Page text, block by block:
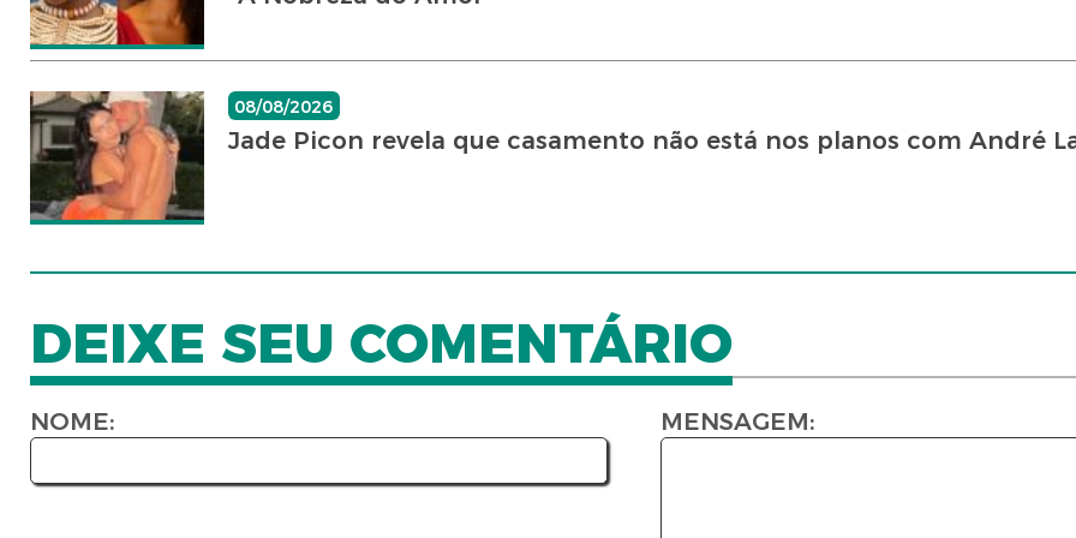
08/08/2026
Jade Picon revela que casamento não está nos planos com André
DEIXE SEU COMENTÁRIO
NOME: MENSAGEM: